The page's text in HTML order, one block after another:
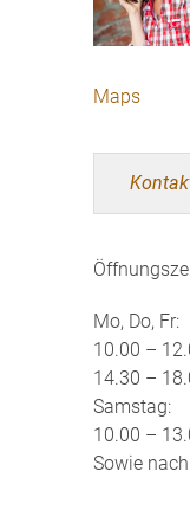
Maps
Mo, Do, Fr:
10.00 –
14.30 –
Samstag:
10.00 –
Sowie